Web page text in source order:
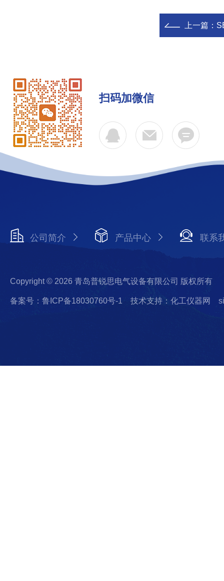
上一篇：
扫码加微信
公司简介 产品中心 联系
Copyright © 2026 青岛普锐思电气设备有限公司 版权所有
备案号：鲁ICP备18030760号-1 技术支持：化工仪器网